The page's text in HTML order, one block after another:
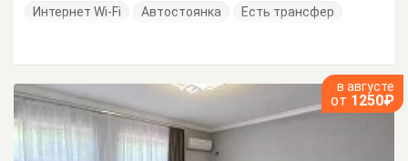
Интернет Wi-Fi Автостоянка Есть трансфер
в августе
от 1250₽